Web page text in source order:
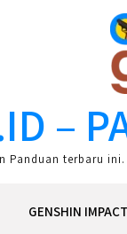
–
Panduan terbaru
GENSHIN IMPACT